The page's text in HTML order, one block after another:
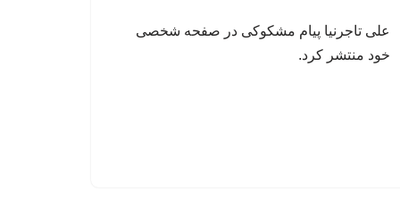
علی تاجرنیا پیام مشکوکی در صفحه شخصی
خود منتشر کرد.